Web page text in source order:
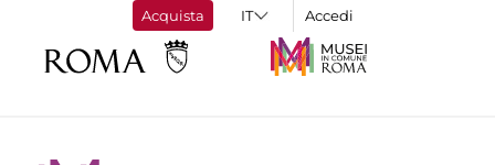
Acquista Accedi